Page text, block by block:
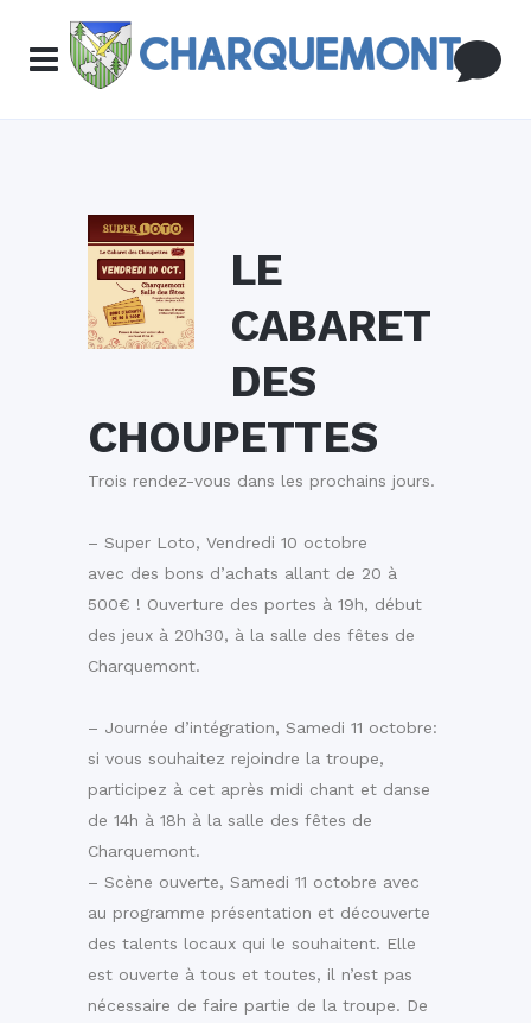
LE
CABARET
DES
CHOUPETTES
Trois rendez-vous dans les prochains jours.
– Super Loto, Vendredi 10 octobre
avec des bons d’achats allant de 20 à
500€ ! Ouverture des portes à 19h, début
des jeux à 20h30, à la salle des fêtes de
Charquemont.
– Journée d’intégration, Samedi 11 octobre:
si vous souhaitez rejoindre la troupe,
participez à cet après midi chant et danse
de 14h à 18h à la salle des fêtes de
Charquemont.
– Scène ouverte, Samedi 11 octobre avec
au programme présentation et découverte
des talents locaux qui le souhaitent. Elle
est ouverte à tous et toutes, il n’est pas
nécessaire de faire partie de la troupe. De